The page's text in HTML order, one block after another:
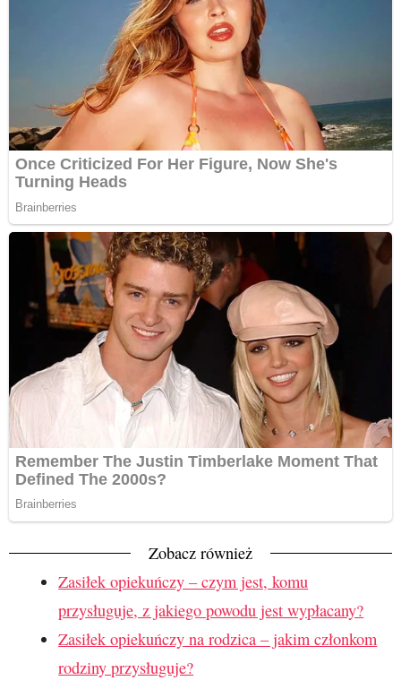
Zobacz również
Zasiłek opiekuńczy – czym jest, komu
przysługuje, z jakiego powodu jest wypłacany?
Zasiłek opiekuńczy na rodzica – jakim członkom
rodziny przysługuje?